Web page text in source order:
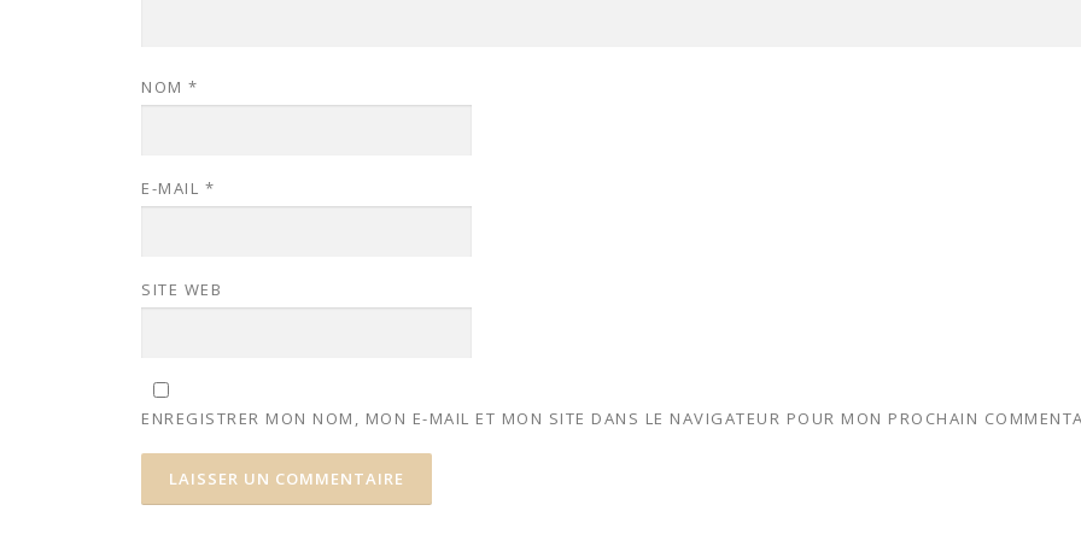
NOM *
E-MAIL *
SITE WEB
ENREGISTRER MON NOM, MON E-MAIL ET MON SITE DANS LE NAVIGATEUR POUR MON PROCHAIN